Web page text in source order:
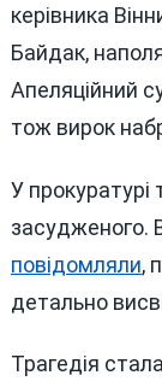
керівника
Байдак,
Апеляційний
тож вирок
У прокуратурі
засудженого.
повідомляли,
детально
Трагедія